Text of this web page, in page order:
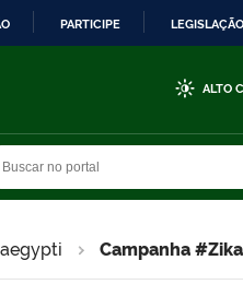
PARTICIPE LEGISLAÇÃO
ALTO
Campanha